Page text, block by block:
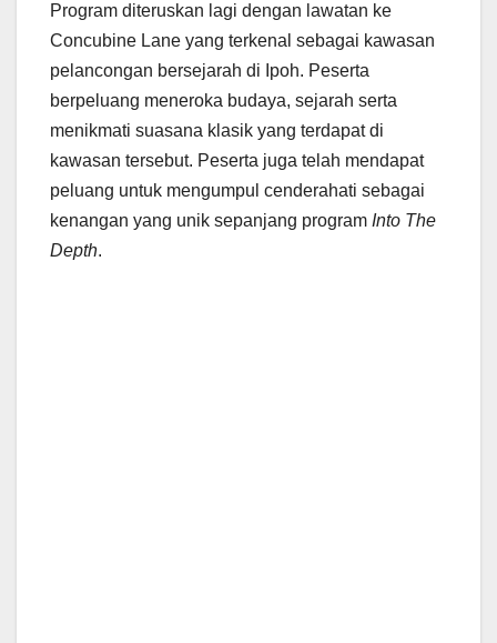
Program diteruskan lagi dengan lawatan ke
Concubine Lane yang terkenal sebagai kawasan
pelancongan bersejarah di Ipoh. Peserta
berpeluang meneroka budaya, sejarah serta
menikmati suasana klasik yang terdapat di
kawasan tersebut. Peserta juga telah mendapat
peluang untuk mengumpul cenderahati sebagai
kenangan yang unik sepanjang program Into The
Depth.